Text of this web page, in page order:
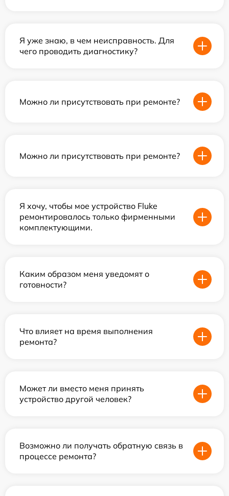
Я уже знаю, в чем неисправность. Для
чего проводить диагностику?
Можно ли присутствовать при ремонте?
Можно ли присутствовать при ремонте?
Я хочу, чтобы мое устройство Fluke
ремонтировалось только фирменными
комплектующими.
Каким образом меня уведомят о
готовности?
Что влияет на время выполнения
ремонта?
Может ли вместо меня принять
устройство другой человек?
Возможно ли получать обратную связь в
процессе ремонта?